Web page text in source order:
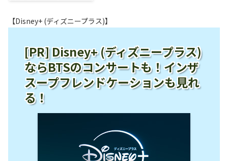
【Disney+ (ディズニープラス)】
[PR] Disney+ (ディズニープラス)
ならBTSのコンサートも！インザ
スープフレンドケーションも見れ
る！